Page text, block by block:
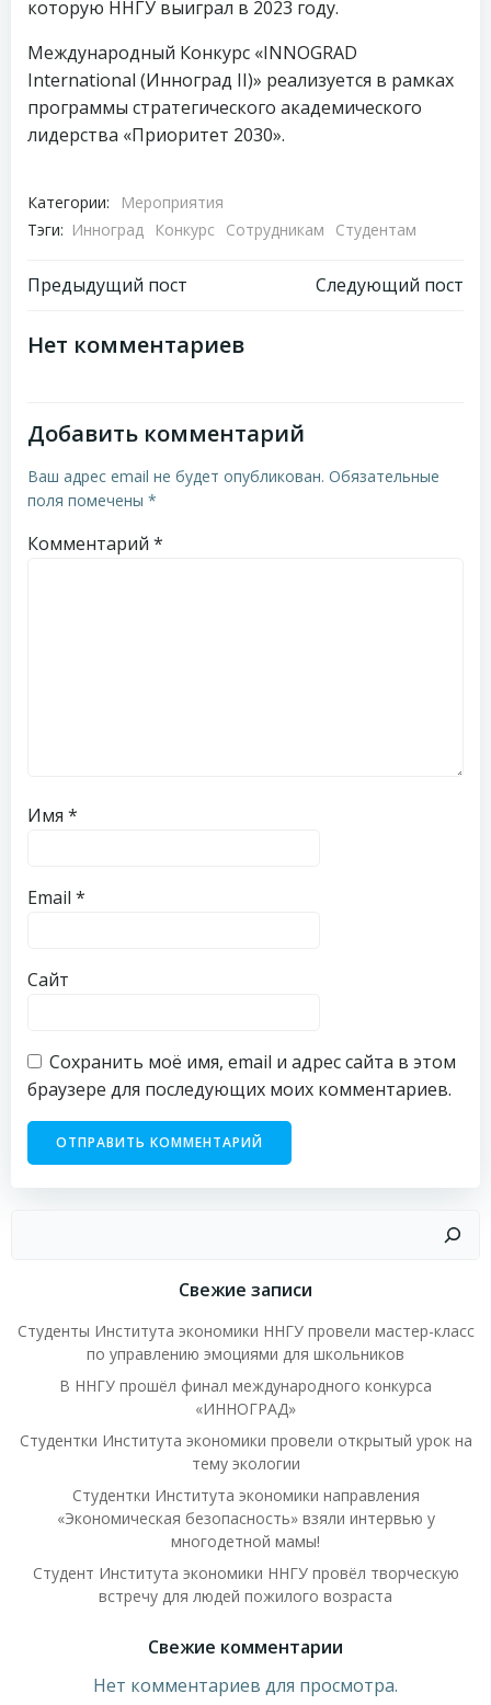
которую ННГУ выиграл в 2023 году.
Международный Конкурс «INNOGRAD
International (Инноград II)» реализуется в рамках
программы стратегического академического
лидерства «Приоритет 2030».
Категории:
Мероприятия
Тэги: Инноград Конкурс Сотрудникам Студентам
Навигация
по
Предыдущий пост
Навигация
Следующий пост
Нет комментариев
Добавить комментарий
Ваш адрес email не будет опубликован. Обязательные
поля помечены *
Комментарий *
Имя *
Email *
Сайт
Сохранить моё имя, email и адрес сайта в этом
браузере для последующих моих комментариев.
Свежие записи
Студенты Института экономики ННГУ провели мастер-класс
по управлению эмоциями для школьников
В ННГУ прошёл финал международного конкурса
«ИННОГРАД»
Студентки Института экономики провели открытый урок на
тему экологии
Студентки Института экономики направления
«Экономическая безопасность» взяли интервью у
многодетной мамы!
Студент Института экономики ННГУ провёл творческую
встречу для людей пожилого возраста
Свежие комментарии
Нет комментариев для просмотра.